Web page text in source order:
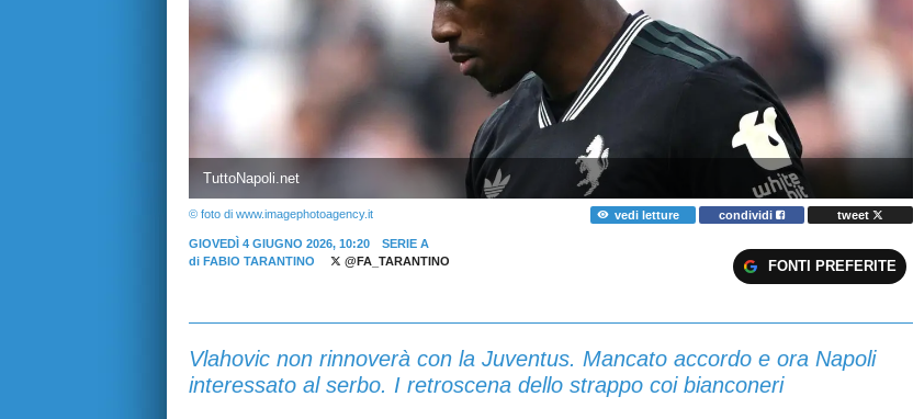
TuttoNapoli.net
© foto di www.imagephotoagency.it vedi letture condividi tweet
GIOVEDÌ 4 GIUGNO 2026, 10:20
SERIE A
di FABIO TARANTINO @FA_TARANTINO FONTI PREFERITE
Vlahovic non rinnoverà con la Juventus. Mancato accordo e ora Napoli
interessato al serbo. I retroscena dello strappo coi bianconeri